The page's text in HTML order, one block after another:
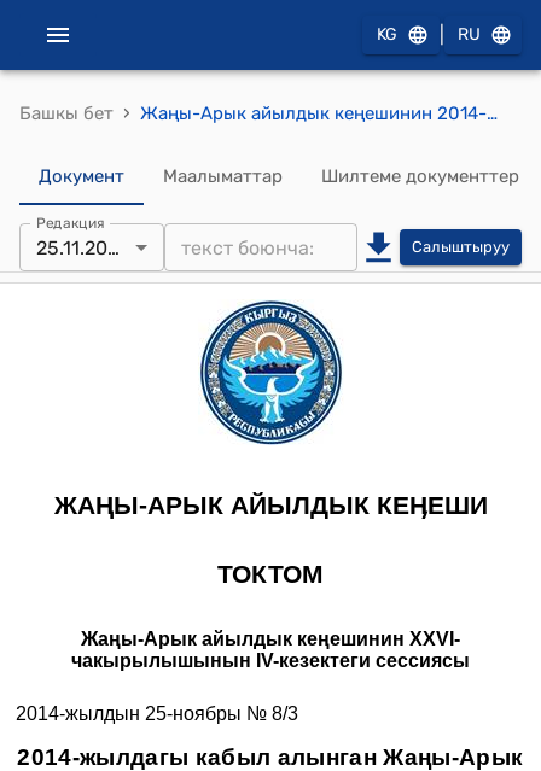
KG RU
Башкы бет › Жаңы-Арык айылдык кеңешинин 2014-жылдын 25-ноябрындагы № 8/3 "2014-жылдагы кабыл алынган Жаңы-Арык айыл өкмөтүнүн бюджетинин статьяларына өзгөртүү киргизүүнү жана бала бакчанын ремонтуна бөлүнгөн акча каражатынан, кичи футбол аянтчасын курууга акча каражатын которууну кароо жөнүндө" токтому
Документ Маалыматтар Шилтеме документтер
Редакция
25.11.2014 Салыштыруу